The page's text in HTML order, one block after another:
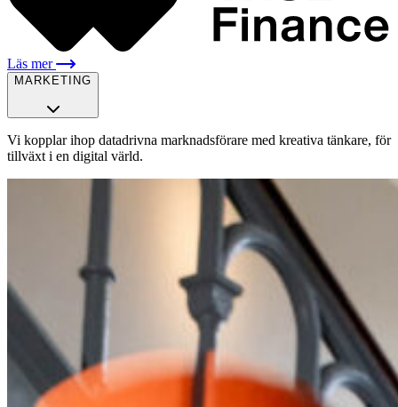
Läs mer
MARKETING
Vi kopplar ihop datadrivna marknadsförare med kreativa tänkare, för
tillväxt i en digital värld.